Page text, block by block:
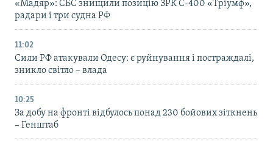
«Мадяр»: СБС знищили позицію ЗРК С-400 «Тріумф»,
радари і три судна РФ
11:02
Сили РФ атакували Одесу: є руйнування і постраждалі,
зникло світло – влада
10:25
За добу на фронті відбулось понад 230 бойових зіткнень
– Генштаб